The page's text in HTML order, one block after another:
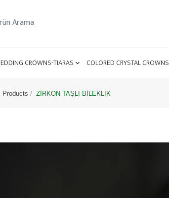
CROWNS-TIARAS COLORED CRYSTAL CROWNS
Products ZİRKON TAŞLI BİLEKLİK